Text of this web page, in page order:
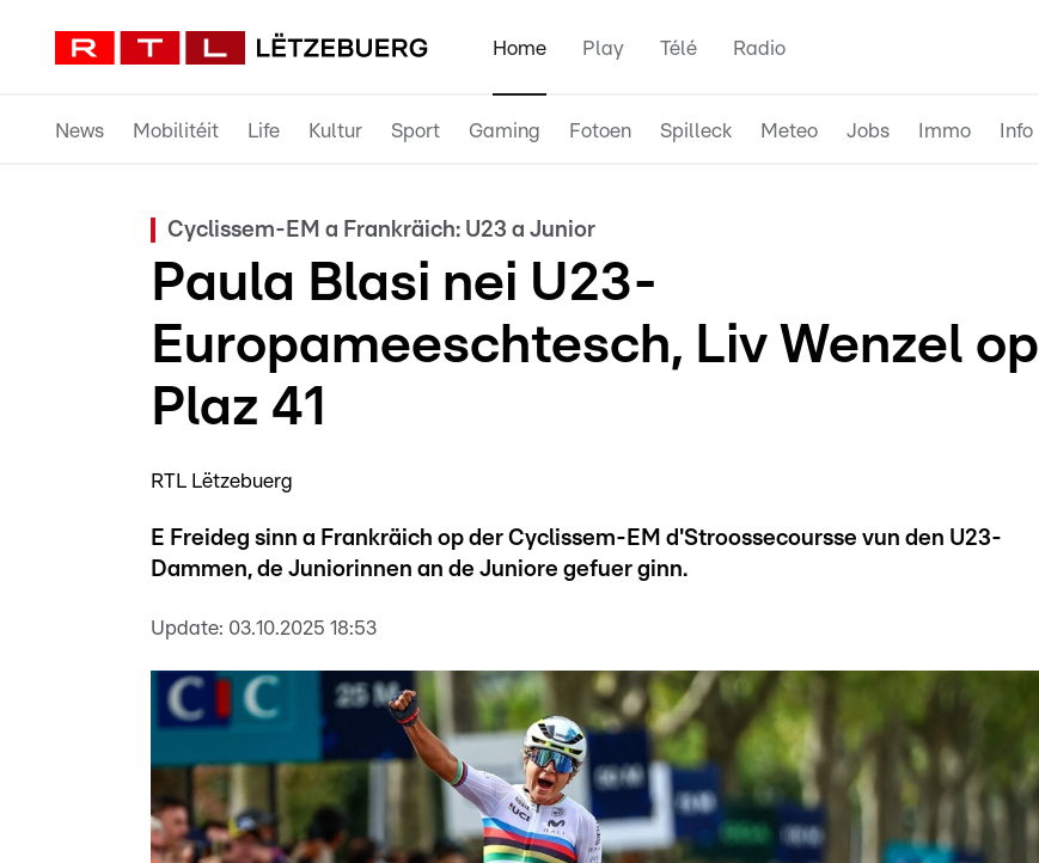
Home Play Télé Radio
News Mobilitéit Life Kultur Sport Gaming Fotoen Spilleck Meteo Jobs Immo Info
Cyclissem-EM a Frankräich: U23 a Junior
Paula Blasi nei U23-
Europameeschtesch, Liv Wenzel op
Plaz 41
RTL Lëtzebuerg
E Freideg sinn a Frankräich op der Cyclissem-EM d'Stroossecoursse vun den U23-
Dammen, de Juniorinnen an de Juniore gefuer ginn.
Update: 03.10.2025 18:53